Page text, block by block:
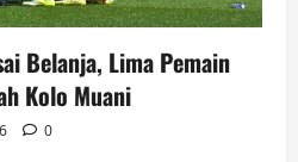
Belanja, Lima Pemain
Kolo Muani
0